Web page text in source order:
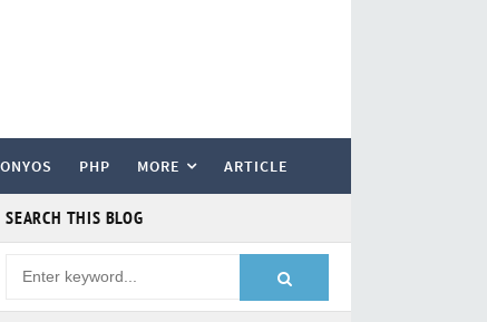
PHP MORE ARTICLE
SEARCH THIS BLOG